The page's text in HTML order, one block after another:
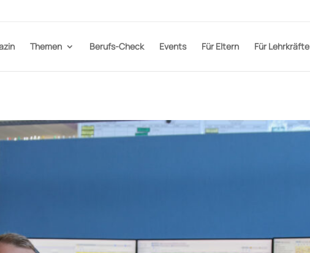
Themen Berufs-Check Events Für Eltern Für Lehrkräfte